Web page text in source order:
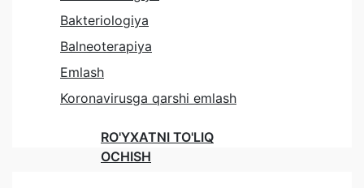
Bakteriologiya
Balneoterapiya
Emlash
Koronavirusga qarshi emlash
RO'YXATNI TO'LIQ
OCHISH